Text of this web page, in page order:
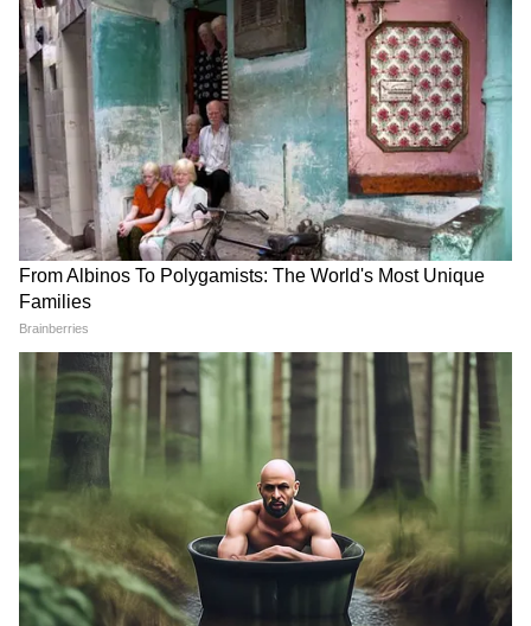
not been edited by Asianetnews Editorial
staff and is published from a syndicated
feed.)